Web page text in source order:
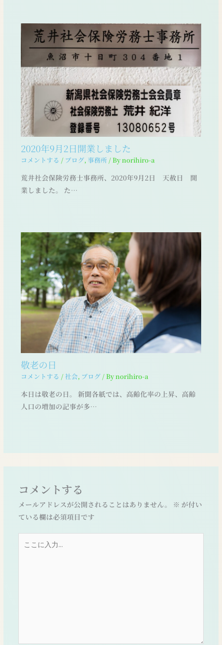
2020年9月2日開業しました
コメントする / ブログ, 事務所 / Bynorihiro-a
荒井社会保険労務士事務所、2020年9月2日 天赦日 開
業しました。 た…
敬老の日
コメントする /社会, ブログ/ Bynorihiro-a
本日は敬老の日。 新聞各紙では、高齢化率の上昇、高齢
人口の増加の記事が多…
コメントする
メールアドレスが公開されることはありません。 ※ が付い
ている欄は必須項目です